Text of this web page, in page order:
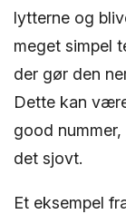
lytterne og
meget simpel
der gør den
Dette kan
good
det sjovt.
Et eksempel